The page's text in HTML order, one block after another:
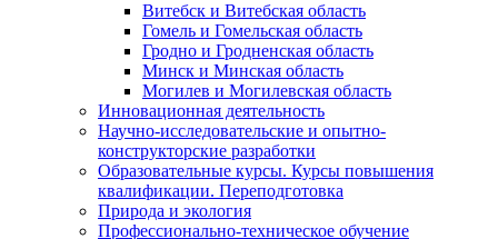
Витебск и Витебская область
Гомель и Гомельская область
Гродно и Гродненская область
Минск и Минская область
Могилев и Могилевская область
Инновационная деятельность
Научно-исследовательские и опытно-
конструкторские разработки
Образовательные курсы. Курсы повышения
квалификации. Переподготовка
Природа и экология
Профессионально-техническое обучение